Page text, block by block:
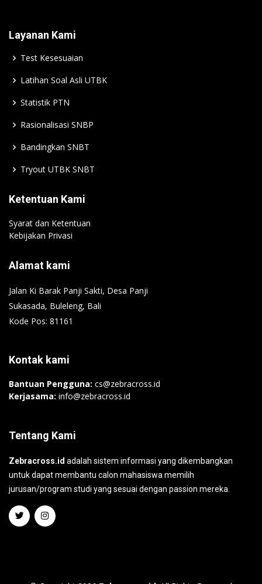
Layanan Kami
Test Kesesuaian
Latihan Soal Asli UTBK
Statistik PTN
Rasionalisasi SNBP
Bandingkan SNBT
Tryout UTBK SNBT
Ketentuan Kami
Syarat dan Ketentuan
Kebijakan Privasi
Alamat kami
Jalan Ki Barak Panji Sakti, Desa Panji
Sukasada, Buleleng, Bali
Kode Pos: 81161
Kontak kami
Bantuan Pengguna: cs@zebracross.id
Kerjasama: info@zebracross.id
Tentang Kami
Zebracross.id adalah sistem informasi yang dikembangkan
untuk dapat membantu calon mahasiswa memilih
jurusan/program studi yang sesuai dengan passion mereka.